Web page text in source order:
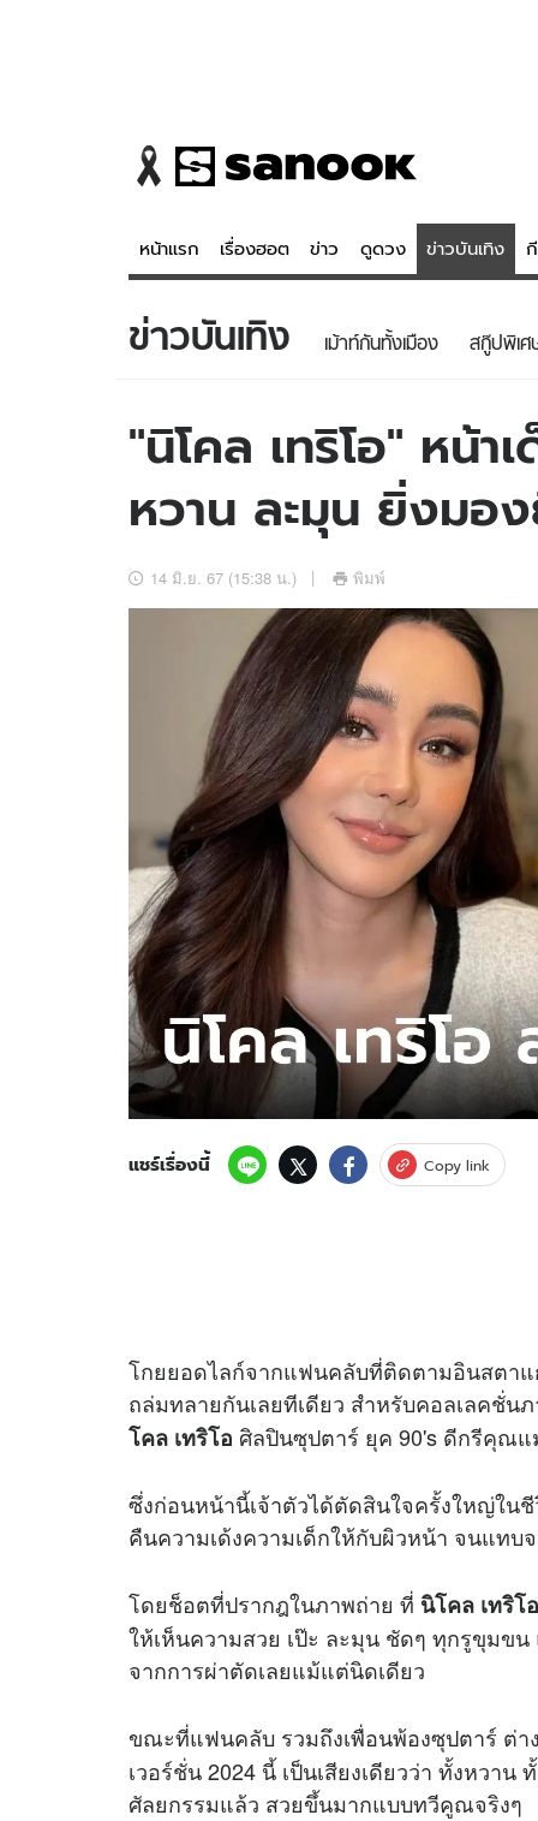
หน้าแรก เรื่องฮอต ข่าว ดูดวง ข่าวบันเทิง
ข่าว
ข่าวบันเทิง
ข่าวกีฬา
ข่าวเศรษฐกิจ
อัปเดตจีน
เช็กข่าวชัวร์
ดูดวง -
สถิติหวยไทย
หวยลาว
ดาวน์โหลดสนุกแอปฟรี ติดตามสนุกโซ
สงวนลิขสิทธิ์ © 2569บริษัท อิมเมจ ฟิวเจอร์ (ประเทศไทย) จำกัด
ข่าวบันเทิง เม้าท์กันทั้งเมือง สกู๊ปพิเศ
"นิโคล เทริโอ" หน้
หวาน ละมุน ยิ่งมอ
14 มิ.ย. 67 (15:38 น.) พิมพ์
แชร์เรื่องนี้ Copy link
โกยยอดไลก์จากแฟนคลับที่ติดตามอินสตา
ถล่มทลายกันเลยทีเดียว สำหรับคอลเลคชั่
โคล เทริโอ ศิลปินซุปตาร์ ยุค 90's ดีกรีคุณ
ซึ่งก่อนหน้านี้เจ้าตัวได้ตัดสินใจครั้งใหญ่ใน
คืนความเด้งความเด็กให้กับผิวหน้า จนแทบ
โดยช็อตที่ปรากฎในภาพถ่าย ที่ นิโคล เทริโอ
ให้เห็นความสวย เป๊ะ ละมุน ชัดๆ ทุกรูขุมข
จากการผ่าตัดเลยแม้แต่นิดเดียว
ขณะที่แฟนคลับ รวมถึงเพื่อนพ้องซุปตาร์ ต่
เวอร์ชั่น 2024 นี้ เป็นเสียงเดียวว่า ทั้งหวา
ศัลยกรรมแล้ว สวยขึ้นมากแบบทวีคูณจริงๆ